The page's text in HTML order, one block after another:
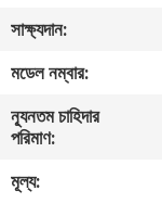
VR
প্রদর্শন
সম্পর্কে
সাক্ষ্যদান:
মডেল নম্বার:
ন্যূনতম চাহিদার
পরিমাণ:
মূল্য: